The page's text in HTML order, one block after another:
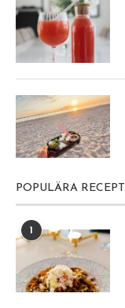
POPULÄRA RECEPT
1